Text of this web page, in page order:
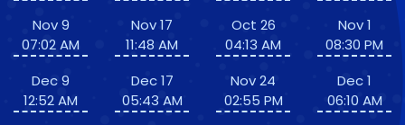
Nov 9
07:02 AM
Dec 9
12:52 AM
Nov 17
11:48 AM
Dec 17
05:43 AM
Oct 26
04:13 AM
Nov 24
02:55 PM
Nov 1
08:30 PM
Dec 1
06:10 AM